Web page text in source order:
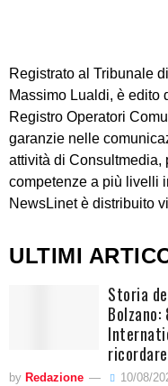
Registrato al Tribunale
Massimo Lualdi, è edito
Registro Operatori
garanzie nelle
attività di Consultmedia,
competenze a più livelli
NewsLinet è distribuito
ULTIMI
Storia
by Redazione 10/08/